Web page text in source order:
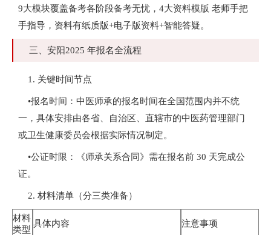
9大模块覆盖备考各阶段备考无忧，4大资料模版 老师手把
手指导，资料有纸质版+电子版资料+智能答疑。
三、安阳2025 年报名全流程
1. 关键时间节点
•报名时间：中医师承的报名时间在全国范围内并不统
一，具体安排由各省、自治区、直辖市的中医药管理部门
或卫生健康委员会根据实际情况制定。
•公证时限：《师承关系合同》需在报名前 30 天完成公
证。
2. 材料清单（分三类准备）
材料
类型
具体内容 注意事项